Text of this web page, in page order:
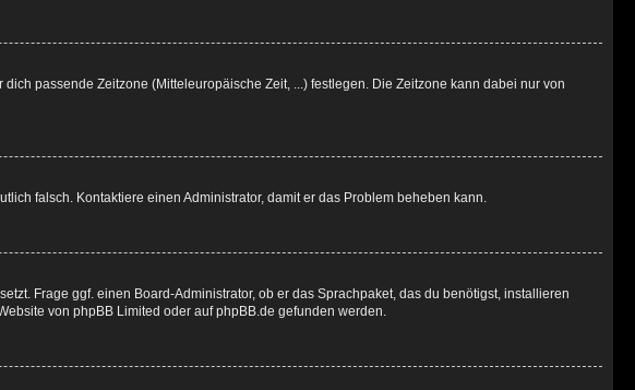
passende Zeitzone (Mitteleuropäische Zeit, ...) festlegen. Die Zeitzone kann dabei nur von
falsch. Kontaktiere einen Administrator, damit er das Problem beheben kann.
Frage ggf. einen Board-Administrator, ob er das Sprachpaket, das du benötigst, installieren
von phpBB Limited oder aufphpBB.de gefunden werden.